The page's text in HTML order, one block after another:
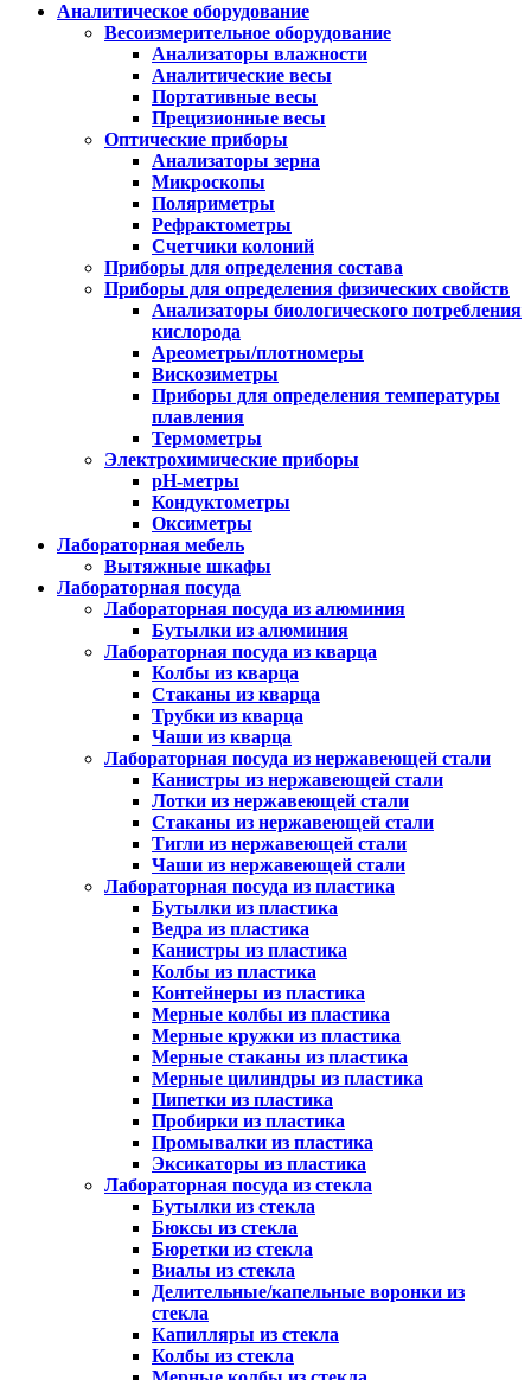
Аналитическое оборудование
Весоизмерительное оборудование
Анализаторы влажности
Аналитические весы
Портативные весы
Прецизионные весы
Оптические приборы
Анализаторы зерна
Микроскопы
Поляриметры
Рефрактометры
Счетчики колоний
Приборы для определения состава
Приборы для определения физических свойств
Анализаторы биологического потребления
кислорода
Ареометры/плотномеры
Вискозиметры
Приборы для определения температуры
плавления
Термометры
Электрохимические приборы
pH-метры
Кондуктометры
Оксиметры
Лабораторная мебель
Вытяжные шкафы
Лабораторная посуда
Лабораторная посуда из алюминия
Бутылки из алюминия
Лабораторная посуда из кварца
Колбы из кварца
Стаканы из кварца
Трубки из кварца
Чаши из кварца
Лабораторная посуда из нержавеющей стали
Канистры из нержавеющей стали
Лотки из нержавеющей стали
Стаканы из нержавеющей стали
Тигли из нержавеющей стали
Чаши из нержавеющей стали
Лабораторная посуда из пластика
Бутылки из пластика
Ведра из пластика
Канистры из пластика
Колбы из пластика
Контейнеры из пластика
Мерные колбы из пластика
Мерные кружки из пластика
Мерные стаканы из пластика
Мерные цилиндры из пластика
Пипетки из пластика
Пробирки из пластика
Промывалки из пластика
Эксикаторы из пластика
Лабораторная посуда из стекла
Бутылки из стекла
Бюксы из стекла
Бюретки из стекла
Виалы из стекла
Делительные/капельные воронки из
стекла
Капилляры из стекла
Колбы из стекла